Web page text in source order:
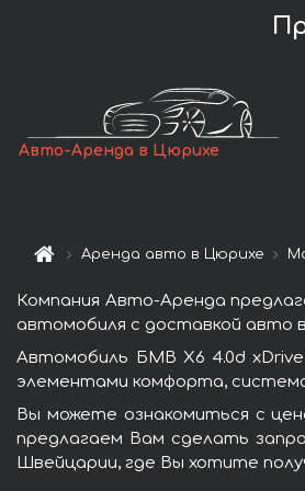
Авто-Аренда в Цюрихе
Аренда авто в Цюрихе
Компания Авто-Аренда
автомобиля с доставкой авто
Автомобиль БМВ X6 4.0d
элементами комфорта,
Вы можете ознакомиться с
предлагаем Вам сделать
Швейцарии, где Вы хотите